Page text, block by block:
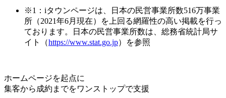
※1：iタウンページは、日本の民営事業所数516万事業
所（2021年6月現在）を上回る網羅性の高い掲載を行っ
ております。日本の民営事業所数は、総務省統計局サ
イト（https://www.stat.go.jp）を参照
ホームページを起点に
集客から成約までをワンストップで支援